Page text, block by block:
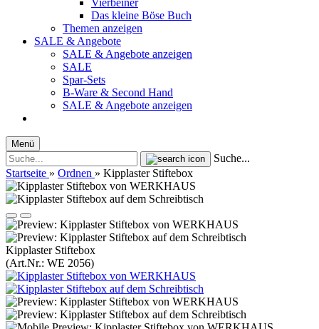
Vierbeiner
Das kleine Böse Buch
Themen anzeigen
SALE & Angebote
SALE & Angebote anzeigen
SALE
Spar-Sets
B-Ware & Second Hand
SALE & Angebote anzeigen
Menü
Suche...
Startseite » Ordnen » Kipplaster Stiftebox
Kipplaster Stiftebox
(Art.Nr.: WE 2056)